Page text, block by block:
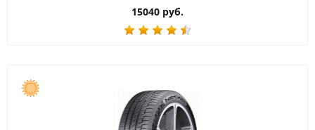
15040 руб.